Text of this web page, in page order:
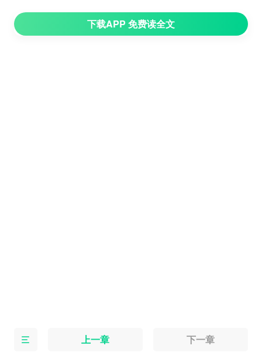
天所释放出来的两个流星蝴蝶刀撞在了神剑门的这名弟子
下载APP 免费读全文
上一章 下一章